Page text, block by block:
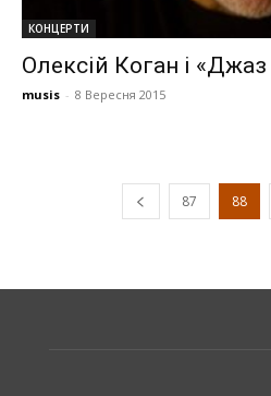
КОНЦЕРТИ
Олексій Коган і
musis - 8 Вересня 2015
87 88